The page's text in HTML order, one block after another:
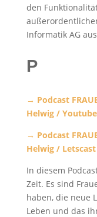
den
Informatik AG
P
→ Podcast
Helwig / Youtube
→ Podcast
Helwig / Letscast
In diesem
Zeit. Es sind
haben, die neue
Leben und das